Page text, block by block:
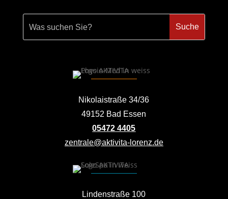
Nikolaistraße 34/36
49152 Bad Essen
05472 4405
zentrale@aktivita-lorenz.de
Lindenstraße 100